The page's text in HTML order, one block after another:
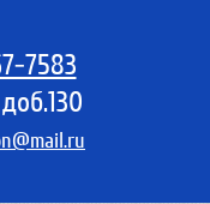
7583
доб.130